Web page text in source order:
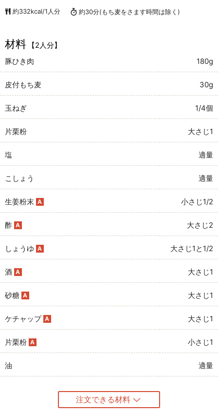
約332kcal/1人分 約30分(もち麦をさます時間は除く)
材料
【2人分】
豚ひき肉
180g
皮付もち麦 30g
玉ねぎ 1/4個
片栗粉 大さじ1
塩 適量
こしょう 適量
生姜粉末 A 小さじ1/2
酢 A 大さじ2
しょうゆ A 大さじ1と1/2
酒 A 大さじ1
砂糖 A 大さじ1
ケチャップ A 大さじ1
片栗粉 A 小さじ1
油 適量
注文できる材料